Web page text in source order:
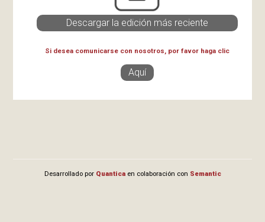
Descargar la edición más reciente
Si desea comunicarse con nosotros, por favor haga clic
Aquí
Desarrollado por Quanticaen colaboración con Semantic